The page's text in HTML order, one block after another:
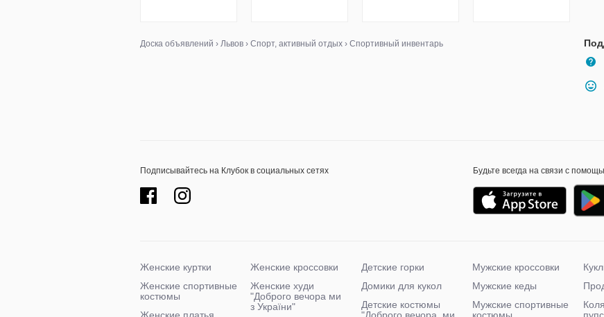
Доска объявлений › Львов › Спорт, активный отдых › Спортивный инвентарь
Подписывайтесь на Клубок в социальных сетях Будьте всегда на связи с
Женские куртки
Женские спортивные
костюмы
Женские кроссовки
Женские худи
"Доброго вечора ми
з України"
Детские горки
Домики для кукол
Детские костюмы
Мужские кроссовки
Мужские кеды
Мужские спортивные